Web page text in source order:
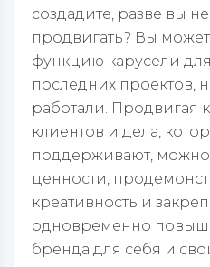
создадите, разве вы не
продвигать? Вы
функцию карусели
последних проектов,
работали. Продвигая
клиентов и дела,
поддерживают, можно
ценности,
креативность и
одновременно
бренда для себя и